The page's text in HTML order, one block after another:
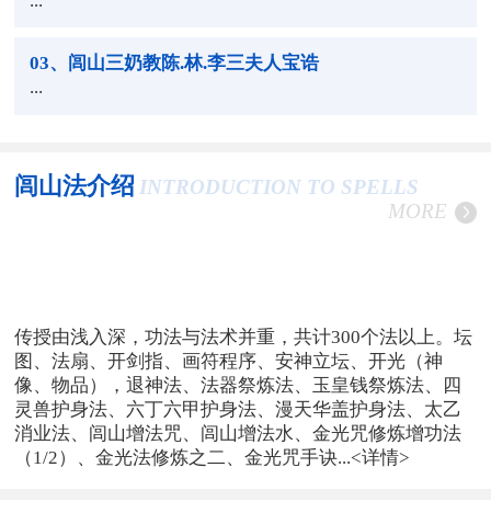
03、闾山三奶教陈.林.李三夫人宝诰
...
闾山法介绍 INTRODUCTION TO SPELLS
MORE
传授由浅入深，功法与法术并重，共计300个法以上。坛
图、法扇、开剑指、画符程序、安神立坛、开光（神
像、物品），退神法、法器祭炼法、玉皇钱祭炼法、四
灵兽护身法、六丁六甲护身法、漫天华盖护身法、太乙
消业法、闾山增法咒、闾山增法水、金光咒修炼增功法
（1/2）、金光法修炼之二、金光咒手诀...<详情>